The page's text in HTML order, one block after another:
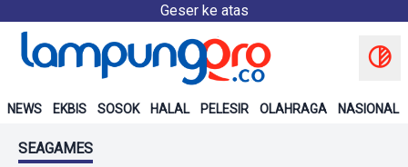
Geser ke atas
NEWS EKBIS SOSOK HALAL PELESIR OLAHRAGA NASIONAL
SEAGAMES